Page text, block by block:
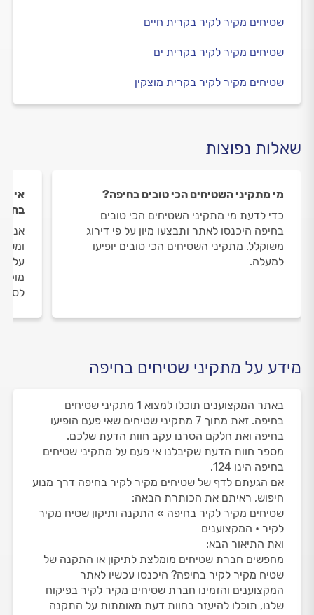
שטיחים מקיר לקיר בקרית חיים
שטיחים מקיר לקיר בקרית ים
שטיחים מקיר לקיר בקרית מוצקין
שאלות נפוצות
מי מתקיני השטיחים הכי טובים בחיפה?
כדי לדעת מי מתקיני השטיחים הכי טובים
בחיפה היכנסו לאתר ותבצעו מיון על פי דירוג
משוקלל. מתקיני השטיחים הכי טובים יופיעו
למעלה.
איך
על
מידע על מתקיני שטיחים בחיפה
באתר המקצוענים תוכלו למצוא 1 מתקיני שטיחים
בחיפה. זאת מתוך 7 מתקיני שטיחים שאי פעם הופיעו
בחיפה ואת חלקם הסרנו עקב חוות הדעת שלכם.
מספר חוות הדעת שקיבלנו אי פעם על מתקיני שטיחים
בחיפה הינו 124.
אם הגעתם לדף של שטיחים מקיר לקיר בחיפה דרך מנוע
חיפוש, ראיתם את הכותרת הבאה:
שטיחים מקיר לקיר בחיפה » התקנה ותיקון שטיח מקיר
לקיר • המקצוענים
ואת התיאור הבא:
מחפשים חברת שטיחים מומלצת לתיקון או התקנה של
שטיח מקיר לקיר בחיפה? היכנסו עכשיו לאתר
המקצוענים והזמינו חברת שטיחים מקיר לקיר בפיקוח
שלנו, תוכלו להיעזר בחוות דעת מאומתות על התקנה